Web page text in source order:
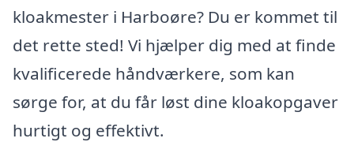
kloakmester i Harboøre? Du er kommet til
det rette sted! Vi hjælper dig med at finde
kvalificerede håndværkere, som kan
sørge for, at du får løst dine kloakopgaver
hurtigt og effektivt.